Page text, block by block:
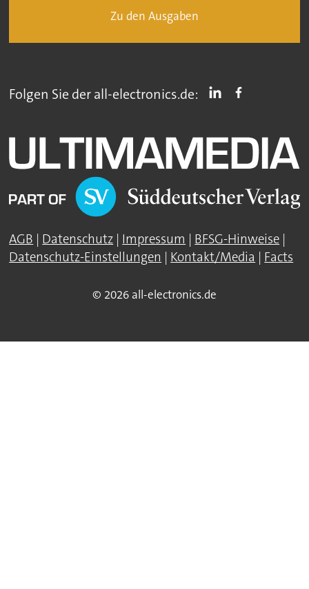
Zu den Ausgaben
Folgen Sie der all-electronics.de:
AGB | Datenschutz | Impressum | BFSG-Hinweise |
Datenschutz-Einstellungen | Kontakt/Media | Facts
© 2026 all-electronics.de